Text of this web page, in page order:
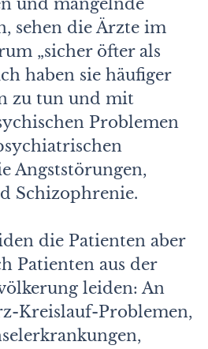
und mangelnde
sehen die Ärzte im
„sicher öfter als
haben sie häufiger
zu tun und mit
Problemen
Angststörungen,
Schizophrenie.
die Patienten aber
Patienten aus der
leiden: An
Kreislauf-Problemen,